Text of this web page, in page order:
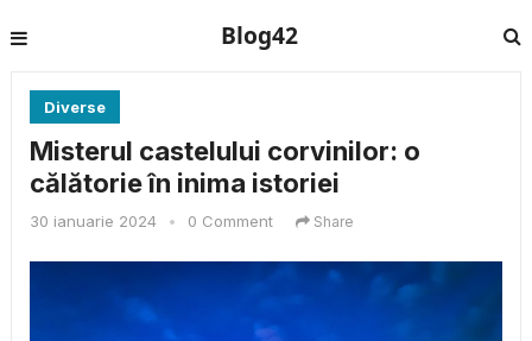
Blog42
Diverse
Misterul castelului corvinilor: o
călătorie în inima istoriei
30 ianuarie 2024 • 0 Comment Share